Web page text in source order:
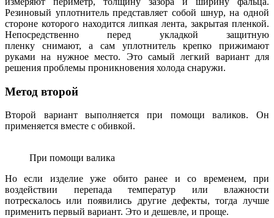
Резиновый уплотнитель представляет собой шнур, на одной
стороне которого находится липкая лента, закрытая пленкой.
Непосредственно перед укладкой защитную
пленку снимают, а сам уплотнитель крепко прижимают
руками на нужное место. Это самый легкий вариант для
решения проблемы проникновения холода снаружи.
Метод второй
Второй вариант выполняется при помощи валиков. Он
применяется вместе с обивкой.
При помощи валика
Но если изделие уже обито ранее и со временем, при
воздействии перепада температур или влажности
потрескалось или появились другие дефекты, тогда лучше
применить первый вариант. Это и дешевле, и проще.